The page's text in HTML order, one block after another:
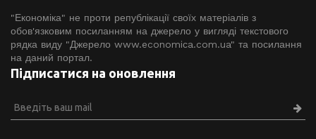
"Економіка" не проти републікації своїх матеріалів з
обов'язковим посиланням на джерело у вигляді текстового
рядка виду "Джерело www.economiсa.com.ua" та посилання
на даний портал.
Підписатися на оновлення